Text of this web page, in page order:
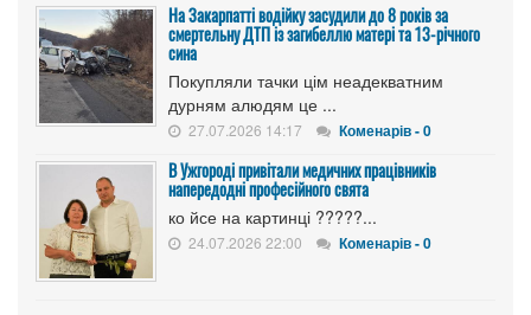
На Закарпатті водійку засудили до 8 років за
смертельну ДТП із загибеллю матері та 13-річного
сина
Покупляли тачки цім неадекватним
дурням алюдям це ...
27.07.2026 14:17 Коменарів - 0
В Ужгороді привітали медичних працівників
напередодні професійного свята
ко йсе на картинці ?????...
24.07.2026 22:00 Коменарів - 0